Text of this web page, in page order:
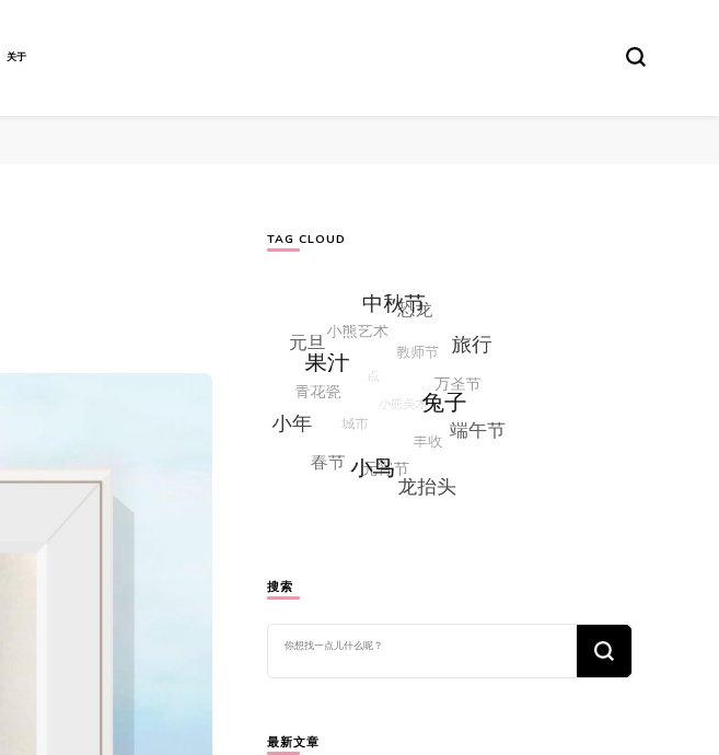
关于
TAG CLOUD
搜索
么
吗?
最新文章